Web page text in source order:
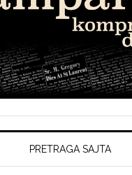
PRETRAGA SAJTA